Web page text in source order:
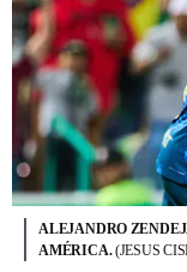
ALEJANDRO
AMÉRICA.(JESUS